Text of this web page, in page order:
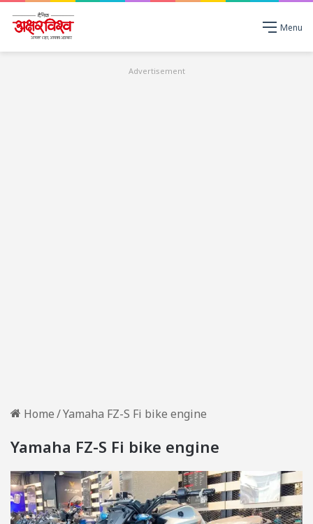
Menu
Advertisement
Home/Yamaha FZ-S Fi bike engine
Yamaha FZ-S Fi bike engine